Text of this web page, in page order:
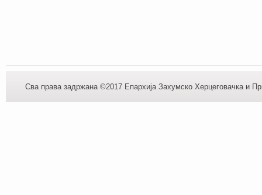
Сва права задржана ©2017 Епархија Захумско Херцеговачка и